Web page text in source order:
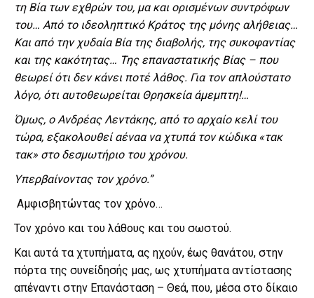
τη Βία των εχθρών του, μα και ορισμένων συντρόφων
του… Από το ιδεοληπτικό Κράτος της μόνης αλήθειας…
Και από την χυδαία Βία της διαβολής, της συκοφαντίας
και της κακότητας… Της επαναστατικής Βίας – που
θεωρεί ότι δεν κάνει ποτέ λάθος. Για τον απλούστατο
λόγο, ότι αυτοθεωρείται Θρησκεία άμεμπτη!…
Όμως, ο Ανδρέας Λεντάκης, από το αρχαίο κελί του
τώρα, εξακολουθεί αέναα να χτυπά τον κώδικα «τακ
τακ» στο δεσμωτήριο του χρόνου.
Υπερβαίνοντας τον χρόνο.”
Αμφισβητώντας τον χρόνο…
Τον χρόνο και του λάθους και του σωστού.
Και αυτά τα χτυπήματα, ας ηχούν, έως θανάτου, στην
πόρτα της συνείδησής μας, ως χτυπήματα αντίστασης
απέναντι στην Επανάσταση – Θεά, που, μέσα στο δίκαιο